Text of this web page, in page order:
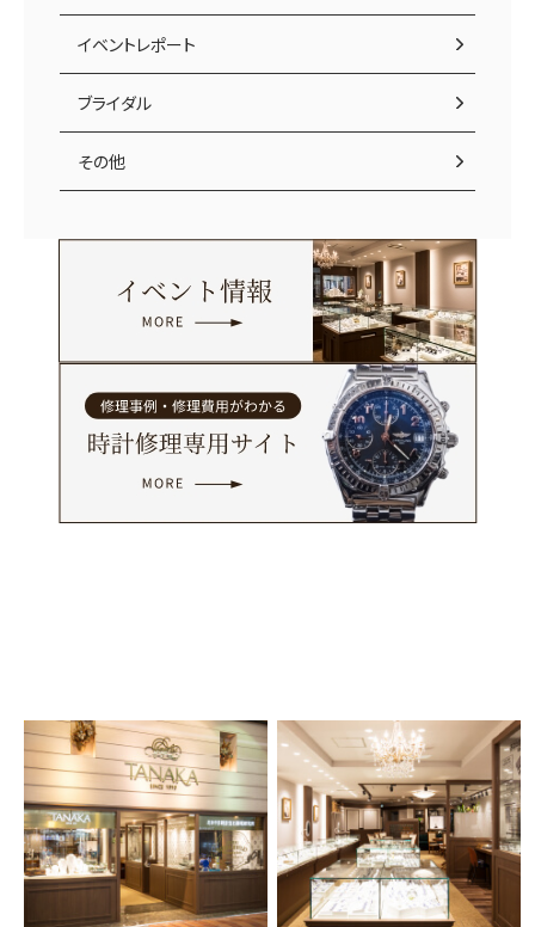
イベントレポート
ブライダル
その他